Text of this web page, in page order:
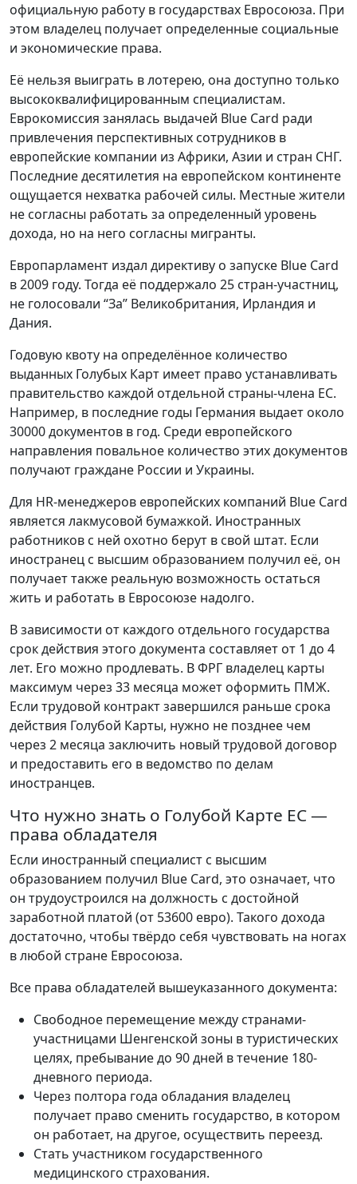
официальную работу в государствах Евросоюза. При
этом владелец получает определенные социальные
и экономические права.
Её нельзя выиграть в лотерею, она доступно только
высококвалифицированным специалистам.
Еврокомиссия занялась выдачей Blue Card ради
привлечения перспективных сотрудников в
европейские компании из Африки, Азии и стран СНГ.
Последние десятилетия на европейском континенте
ощущается нехватка рабочей силы. Местные жители
не согласны работать за определенный уровень
дохода, но на него согласны мигранты.
Европарламент издал директиву о запуске Blue Card
в 2009 году. Тогда её поддержало 25 стран-участниц,
не голосовали “За” Великобритания, Ирландия и
Дания.
Годовую квоту на определённое количество
выданных Голубых Карт имеет право устанавливать
правительство каждой отдельной страны-члена ЕС.
Например, в последние годы Германия выдает около
30000 документов в год. Среди европейского
направления повальное количество этих документов
получают граждане России и Украины.
Для HR-менеджеров европейских компаний Blue Card
является лакмусовой бумажкой. Иностранных
работников с ней охотно берут в свой штат. Если
иностранец с высшим образованием получил её, он
получает также реальную возможность остаться
жить и работать в Евросоюзе надолго.
В зависимости от каждого отдельного государства
срок действия этого документа составляет от 1 до 4
лет. Его можно продлевать. В ФРГ владелец карты
максимум через 33 месяца может оформить ПМЖ.
Если трудовой контракт завершился раньше срока
действия Голубой Карты, нужно не позднее чем
через 2 месяца заключить новый трудовой договор
и предоставить его в ведомство по делам
иностранцев.
Что нужно знать о Голубой Карте ЕС —
права обладателя
Если иностранный специалист с высшим
образованием получил Blue Card, это означает, что
он трудоустроился на должность с достойной
заработной платой (от 53600 евро). Такого дохода
достаточно, чтобы твёрдо себя чувствовать на ногах
в любой стране Евросоюза.
Все права обладателей вышеуказанного документа:
Свободное перемещение между странами-
участницами Шенгенской зоны в туристических
целях, пребывание до 90 дней в течение 180-
дневного периода.
Через полтора года обладания владелец
получает право сменить государство, в котором
он работает, на другое, осуществить переезд.
Стать участником государственного
медицинского страхования.